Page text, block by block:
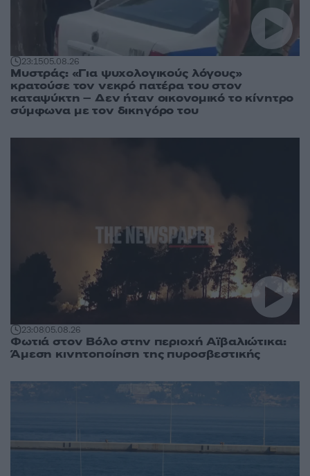
23:1505.08.26
Μυστράς: «Για ψυχολογικούς λόγους»
κρατούσε τον νεκρό πατέρα του στον
καταψύκτη – Δεν ήταν οικονομικό το κίνητρο
σύμφωνα με τον δικηγόρο του
23:0805.08.26
Φωτιά στον Βόλο στην περιοχή Αϊβαλιώτικα:
Άμεση κινητοποίηση της πυροσβεστικής